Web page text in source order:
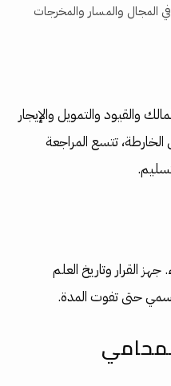
المجال والمسار والمخرجات
والتمويل والإيجار
تتسع المراجعة
القرار وتاريخ العلم
رسمي حتى تفوت المدة.